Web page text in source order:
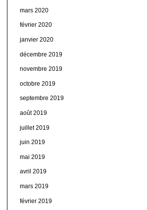
mars 2020
février 2020
janvier 2020
décembre 2019
novembre 2019
octobre 2019
septembre 2019
août 2019
juillet 2019
juin 2019
mai 2019
avril 2019
mars 2019
février 2019